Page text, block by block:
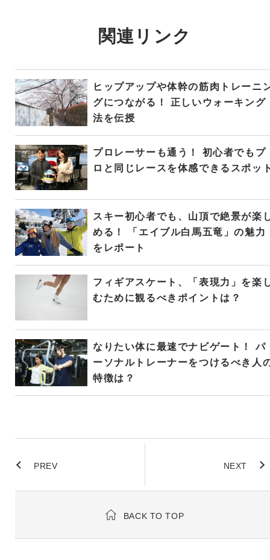
関連リンク
ヒップアップや体幹の筋肉トレーニ
グにつながる！ 正しいウォーキング
法を伝授
プロレーサーも通う！ 初心者でもプ
ロと同じレースを体感できるスポッ
スキー初心者でも、山頂で絶景が楽
める！ 「エイブル白馬五竜」の魅力
をレポート
フィギアスケート、「表現力」を楽
むために観るべきポイントは？
なりたい体に最速でナビゲート！ パ
ーソナルトレーナーをつけるべき人
特徴は？
PREV NEXT
BACK TO TOP